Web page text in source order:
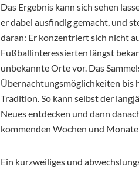
Das Ergebnis kann sich sehen
er dabei ausfindig gemacht, und
daran: Er konzentriert sich nicht
Fußballinteressierten längst
unbekannte Orte vor. Das
Übernachtungsmöglichkeiten bis
Tradition. So kann selbst der
Neues entdecken und dann
kommenden Wochen und
Ein kurzweiliges und